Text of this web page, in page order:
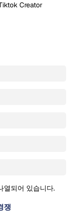
Creator
열되어 있습니다.
쟁